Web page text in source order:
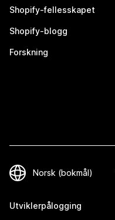
Shopify-fellesskapet
Shopify-blogg
Forskning
Utviklerpålogging